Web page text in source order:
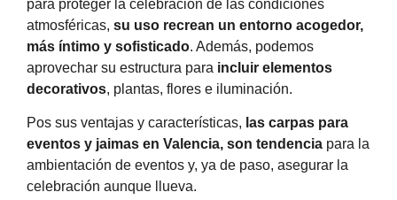
para proteger la celebración de las condiciones
atmosféricas, su uso recrean un entorno acogedor,
más íntimo y sofisticado. Además, podemos
aprovechar su estructura para incluir elementos
decorativos, plantas, flores e iluminación.
Pos sus ventajas y características, las carpas para
eventos y jaimas en Valencia, son tendencia para la
ambientación de eventos y, ya de paso, asegurar la
celebración aunque llueva.